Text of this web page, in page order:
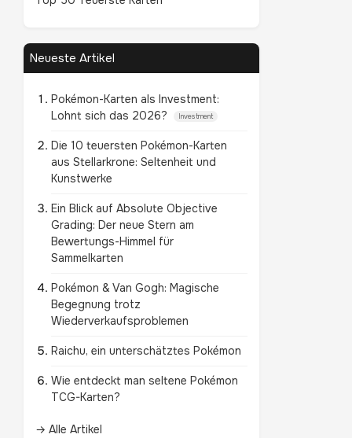
Neueste Artikel
Pokémon-Karten als Investment:
Lohnt sich das 2026?
Investment
Die 10 teuersten Pokémon-Karten
aus Stellarkrone: Seltenheit und
Kunstwerke
Ein Blick auf Absolute Objective
Grading: Der neue Stern am
Bewertungs-Himmel für
Sammelkarten
Pokémon & Van Gogh: Magische
Begegnung trotz
Wiederverkaufsproblemen
Raichu, ein unterschätztes Pokémon
Wie entdeckt man seltene Pokémon
TCG-Karten?
→ Alle Artikel